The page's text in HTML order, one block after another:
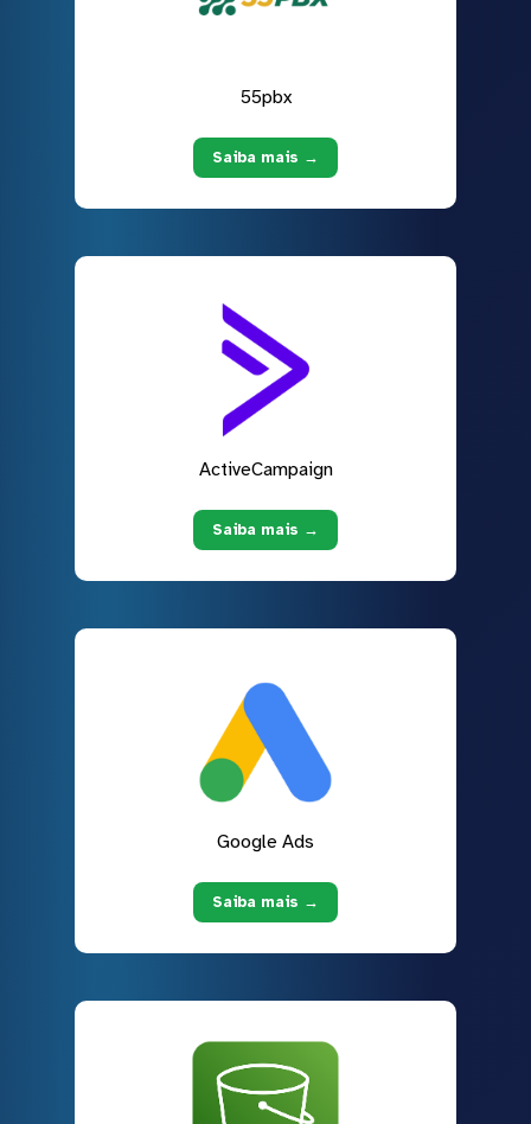
55pbx
Saiba mais →
ActiveCampaign
Saiba mais →
Google Ads
Saiba mais →